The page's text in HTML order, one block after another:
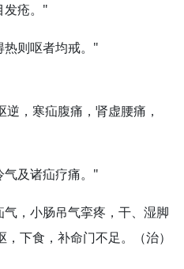
疮。"
则呕者均戒。"
，寒疝腹痛，肾虚腰痛，
及诸疝疗痛。"
，小肠吊气挛疼，干、湿脚
下食，补命门不足。（治）